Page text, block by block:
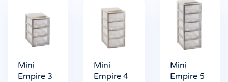
Mini
Empire 3
Mini
Empire 4
Mini
Empire 5